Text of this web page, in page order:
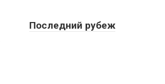
Последний рубеж